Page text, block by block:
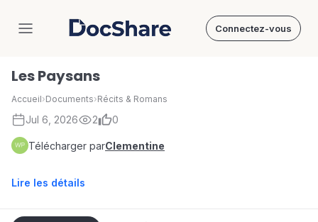
DocShare Connectez-vous
Les Paysans
Accueil›Documents›Récits & Romans
Jul 6, 2026 2 0
Télécharger parClementine
Lire les détails